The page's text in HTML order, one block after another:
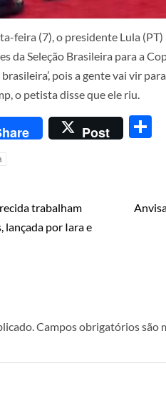
feira (7), o presidente Lula
da Seleção Brasileira para a
pois a gente vai vir
o petista disse que ele riu.
Post
trabalham
lançada por Iara e
Campos obrigatórios são